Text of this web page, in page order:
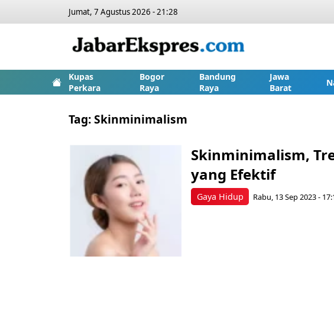
Jumat, 7 Agustus 2026 - 21:28
Kupas
Perkara
Bogor
Raya
Bandung
Raya
Jawa
Barat
Tag:Skinminimalism
Gaya Hidup
Skinminimalism,
yang Efektif
Rabu, 13 Sep 2023 -